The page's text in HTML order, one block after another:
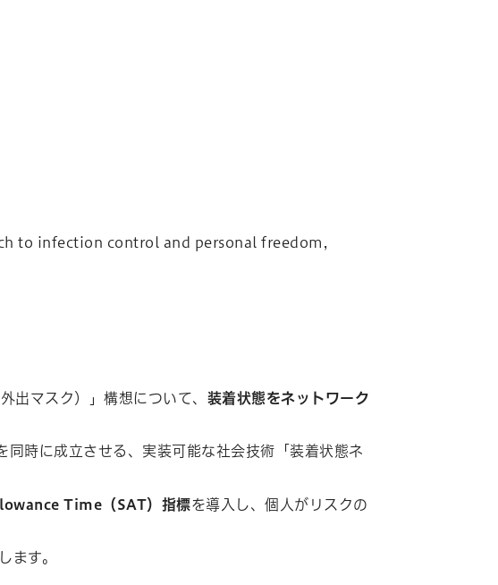
to infection control and personal freedom,
出マスク）」構想について、 装着状態をネットワーク
同時に成立させる、実装可能な社会技術「装着状態ネ
Time（SAT）指標を導入し、個人がリスクの
ます。